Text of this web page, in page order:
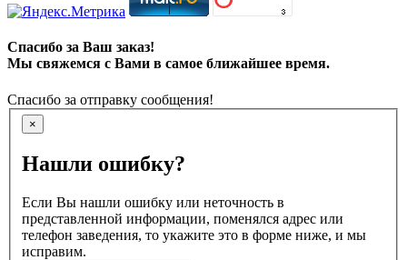
Спасибо за Ваш заказ!
Мы свяжемся с Вами в самое ближайшее время.
Спасибо за отправку сообщения!
×
Нашли ошибку?
Если Вы нашли ошибку или неточность в
представленной информации, поменялся адрес или
телефон заведения, то укажите это в форме ниже, и мы
исправим.